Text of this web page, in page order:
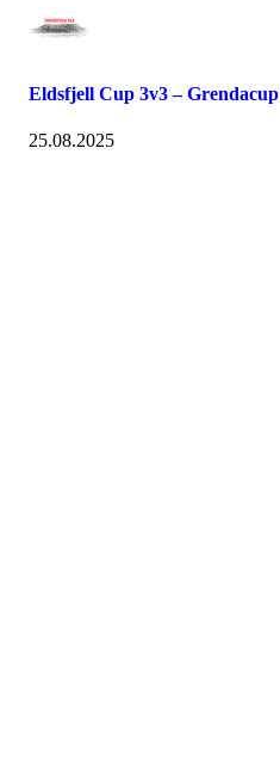
Eldsfjell Cup 3v3 – Grendacup
25.08.2025